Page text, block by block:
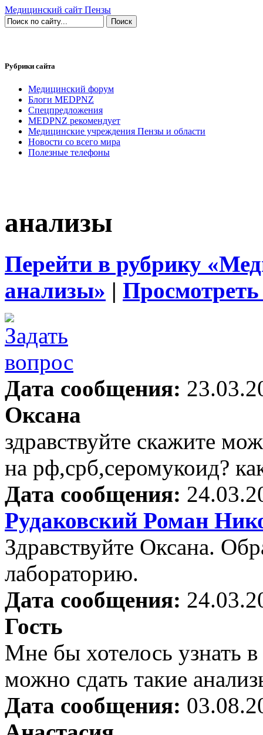
Медицинский сайт Пензы
Рубрики сайта
Медицинский форум
Блоги MEDPNZ
Спецпредложения
MEDPNZ рекомендует
Медицинские учреждения Пензы и области
Новости со всего мира
Полезные телефоны
анализы
Перейти в рубрику
анализы» |
Дата сообщения:
Оксана
здравствуйте скажите
на рф,срб,серомукоид?
Дата сообщения:
Рудаковский Роман
Здравствуйте Оксана.
лабораторию.
Дата сообщения:
Гость
Мне бы хотелось узнать
можно сдать такие
Дата сообщения: